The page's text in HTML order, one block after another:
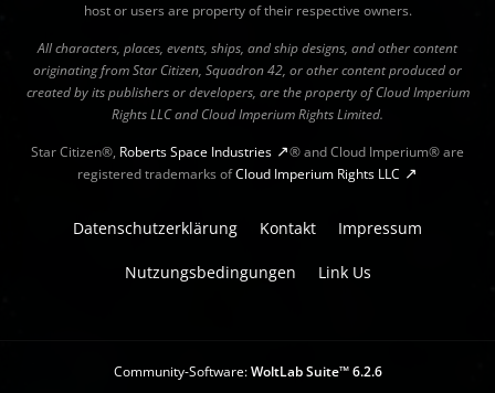
host or users are property of their respective owners.
All characters, places, events, ships, and ship designs, and other content
originating from Star Citizen, Squadron 42, or other content produced or
created by its publishers or developers, are the property of Cloud Imperium
Rights LLC and Cloud Imperium Rights Limited.
Star Citizen®, Roberts Space Industries
® and Cloud Imperium® are
registered trademarks ofCloud Imperium Rights LLC
Datenschutzerklärung Kontakt Impressum
Nutzungsbedingungen Link Us
Community-Software:WoltLab Suite™ 6.2.6